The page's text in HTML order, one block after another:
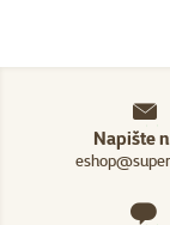
Napište